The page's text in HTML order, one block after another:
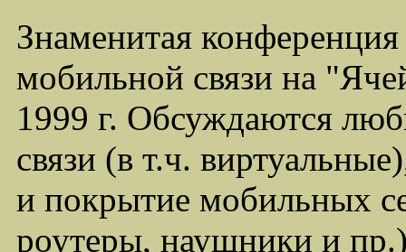
Знаменитая
мобильной связи на
1999 г. Обсуждаются
связи (в т.ч.
и покрытие мобильных
роутеры, наушники и